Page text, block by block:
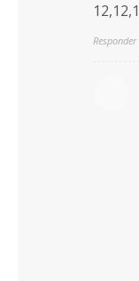
Responder